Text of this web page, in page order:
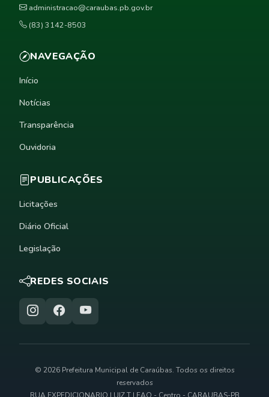
administracao@caraubas.pb.gov.br
(83) 3142-8503
NAVEGAÇÃO
Início
Notícias
Transparência
Ouvidoria
PUBLICAÇÕES
Licitações
Diário Oficial
Legislação
REDES SOCIAIS
© 2026 Prefeitura Municipal de Caraúbas. Todos os direitos
reservados